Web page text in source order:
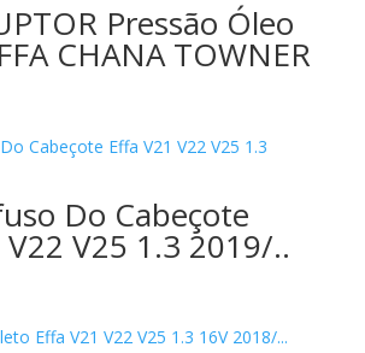
Pressão Óleo
CHANA TOWNER
Do Cabeçote
V22 V25 1.3 2019/..